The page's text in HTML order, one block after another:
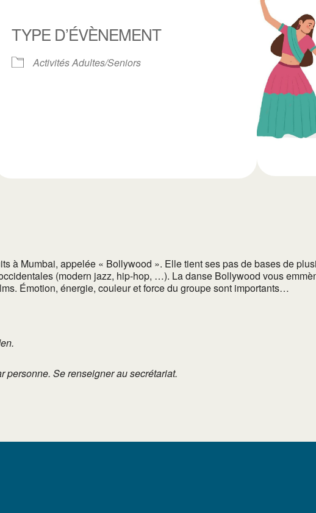
iCalendar
TYPE D’ÉVÈNEMENT
Activités Adultes/Seniors
à Mumbai, appelée « Bollywood ». Elle tient ses pas de bases de
(modern jazz, hip-hop, …). La danse Bollywood vous
Émotion, énergie, couleur et force du groupe sont importants…
personne. Se renseigner au secrétariat.